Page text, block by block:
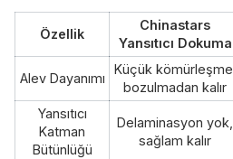
Özellik
Chinastars
Yansıtıcı Dokuma
Alev Dayanımı
Küçük kömürleşme,
bozulmadan kalır
Yansıtıcı
Katman
Bütünlüğü
Delaminasyon yok,
sağlam kalır